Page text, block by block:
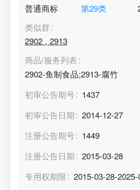
普通商标
第29类
类似群
2902 ,2913
商品/服务列表
2902-鱼制食品;2913-腐竹
初审公告期号
1437
初审公告日期
2014-12-27
注册公告期号
1449
注册公告日期
2015-03-28
专用权期限
2015-03-28-